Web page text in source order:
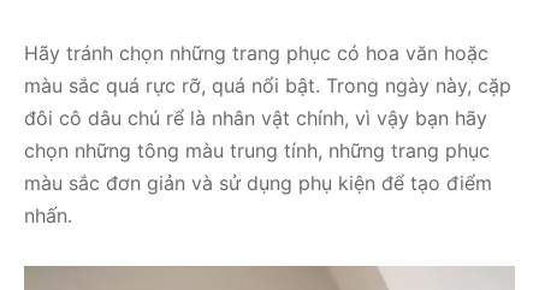
Hãy tránh chọn những trang phục có hoa văn hoặc
màu sắc quá rực rỡ, quá nổi bật. Trong ngày này, cặp
đôi cô dâu chú rể là nhân vật chính, vì vậy bạn hãy
chọn những tông màu trung tính, những trang phục
màu sắc đơn giản và sử dụng phụ kiện để tạo điểm
nhấn.